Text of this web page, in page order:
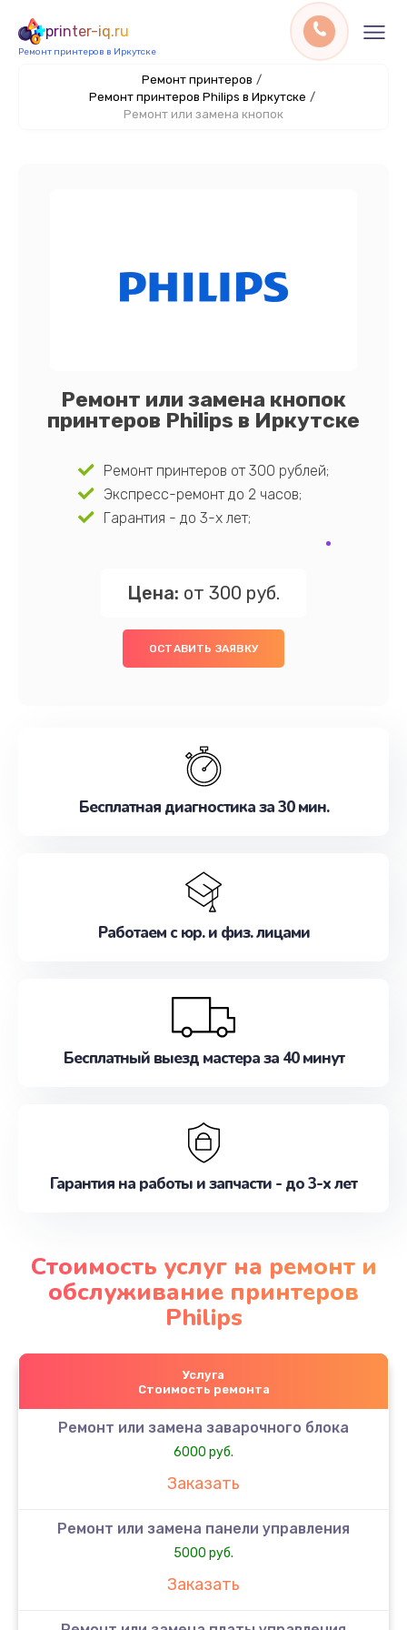
printer-iq.ru
Ремонт принтеров в Иркутске
Ремонт принтеров /
Ремонт принтеров Philips в Иркутске /
Ремонт или замена кнопок
Ремонт или замена кнопок
принтеров Philips в Иркутске
Ремонт принтеров от 300 рублей;
Экспресс-ремонт до 2 часов;
Гарантия - до 3-х лет;
Цена: от 300 руб.
ОСТАВИТЬ ЗАЯВКУ
Бесплатная диагностика за 30 мин.
Работаем с юр. и физ. лицами
Бесплатный выезд мастера за 40 минут
Гарантия на работы и запчасти - до 3-х лет
Стоимость услуг на ремонт и
обслуживание принтеров
Philips
Услуга
Стоимость ремонта
Ремонт или замена заварочного блока
6000 руб.
Заказать
Ремонт или замена панели управления
5000 руб.
Заказать